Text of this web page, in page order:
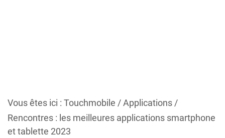
Vous êtes ici : Touchmobile /Applications/
Rencontres : les meilleures applications smartphone
et tablette 2023